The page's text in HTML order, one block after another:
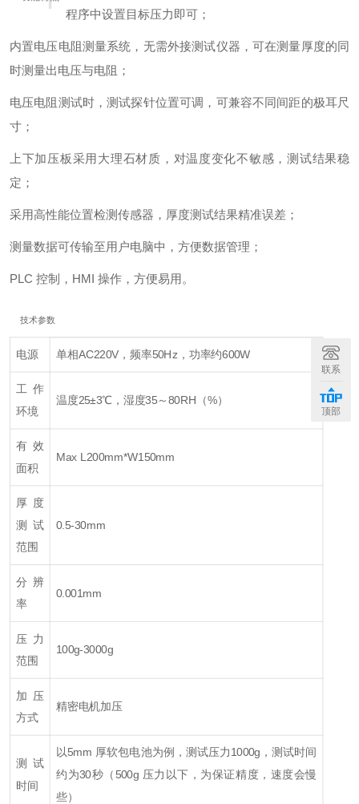
程序中设置目标压力即可；
内置电压电阻测量系统，无需外接测试仪器，可在测量厚度的同
时测量出电压与电阻；
电压电阻测试时，测试探针位置可调，可兼容不同间距的极耳尺
寸；
上下加压板采用大理石材质，对温度变化不敏感，测试结果稳
定；
采用高性能位置检测传感器，厚度测试结果精准误差；
测量数据可传输至用户电脑中，方便数据管理；
PLC 控制，HMI 操作，方便易用。
技术参数
电源 单相AC220V，频率50Hz，功率约600W
工作
环境
温度25±3℃，湿度35～80RH（%）
有效
面积
Max L200mm*W150mm
厚度
测试
范围
0.5-30mm
分辨
率
0.001mm
压力
范围
100g-3000g
加压
方式
精密电机加压
测试
时间
以5mm 厚软包电池为例，测试压力1000g，测试时间
约为30秒 （500g 压力以下，为保证精度，速度会慢
些）
联系
顶部